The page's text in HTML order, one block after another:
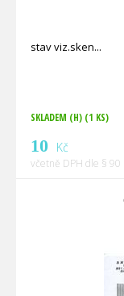
stav viz.sken
SKLADEM (H) (1 KS)
10 Kč
včetně DPH dle § 90